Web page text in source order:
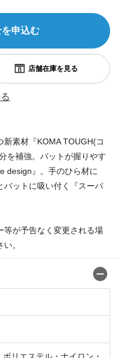
を申込む
素材『KOMA TOUGH(コ
を補強。バットが握りやす
design』。手のひら材に
バットに吸い付く『スーパ
が予告なく変更される場
。